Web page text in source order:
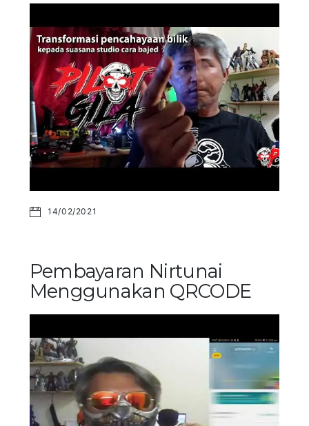
14/02/2021
Pembayaran Nirtunai
Menggunakan QRCODE